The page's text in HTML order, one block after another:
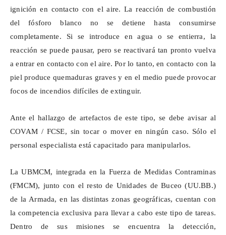
ignición en contacto con el aire. La reacción de combustión
del fósforo blanco no se detiene hasta consumirse
completamente. Si se introduce en agua o se entierra, la
reacción se puedepausar, pero se reactivará tan pronto vuelva
a entrar en contacto con el aire. Por lo tanto, en contacto con la
piel produce quemaduras graves y en el medio puede provocar
focos de incendios difíciles de extinguir.
Ante el hallazgo de artefactos de este tipo, se debe avisar al
COVAM / FCSE, sin tocar o mover en ningún caso. Sólo el
personal especialista está capacitado para manipularlos.
La UBMCM, integrada en la Fuerza de Medidas Contraminas
(FMCM), junto con el resto de Unidades de Buceo (UU.BB.)
de la Armada, en las distintas zonas geográficas, cuentan con
la competencia exclusiva para llevar a cabo este tipo de tareas.
Dentro de sus misiones se encuentra la detección,